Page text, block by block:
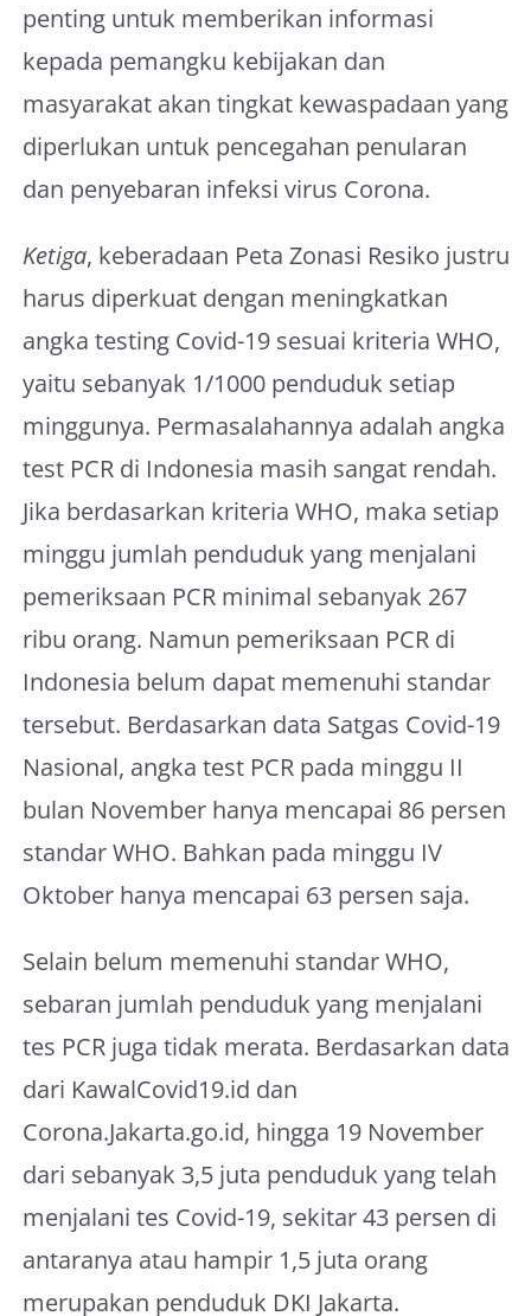
penting untuk memberikan informasi
kepada pemangku kebijakan dan
masyarakat akan tingkat kewaspadaan yang
diperlukan untuk pencegahan penularan
dan penyebaran infeksi virus Corona.
Ketiga, keberadaan Peta Zonasi Resiko justru
harus diperkuat dengan meningkatkan
angka testing Covid-19 sesuai kriteria WHO,
yaitu sebanyak 1/1000 penduduk setiap
minggunya. Permasalahannya adalah angka
test PCR di Indonesia masih sangat rendah.
Jika berdasarkan kriteria WHO, maka setiap
minggu jumlah penduduk yang menjalani
pemeriksaan PCR minimal sebanyak 267
ribu orang. Namun pemeriksaan PCR di
Indonesia belum dapat memenuhi standar
tersebut. Berdasarkan data Satgas Covid-19
Nasional, angka test PCR pada minggu II
bulan November hanya mencapai 86 persen
standar WHO. Bahkan pada minggu IV
Oktober hanya mencapai 63 persen saja.
Selain belum memenuhi standar WHO,
sebaran jumlah penduduk yang menjalani
tes PCR juga tidak merata. Berdasarkan data
dari KawalCovid19.id dan
Corona.Jakarta.go.id, hingga 19 November
dari sebanyak 3,5 juta penduduk yang telah
menjalani tes Covid-19, sekitar 43 persen di
antaranya atau hampir 1,5 juta orang
merupakan penduduk DKI Jakarta.